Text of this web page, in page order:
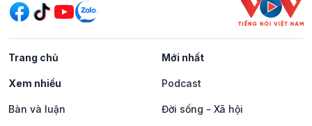
Trang chủ Mới nhất
Xem nhiều Podcast
Bàn và luận Đời sống - Xã hội